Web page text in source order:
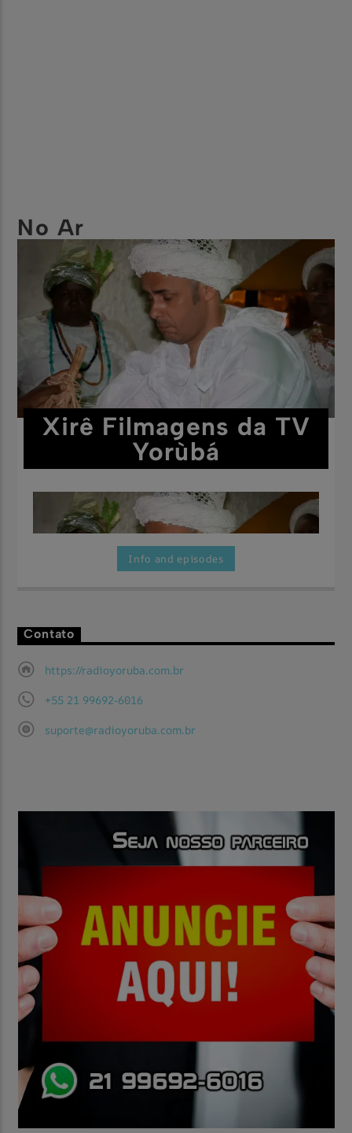
No Ar
Xirê Filmagens da TV
Yorùbá
Aqui você vai encontrar as maravilhosas festas filmadas pela
Info and episodes
Contato
https://radioyoruba.com.br
+55 21 99692-6016
suporte@radioyoruba.com.br